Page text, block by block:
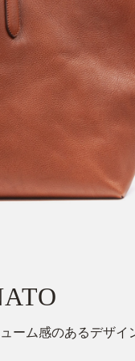
ーム感のあるデザイ